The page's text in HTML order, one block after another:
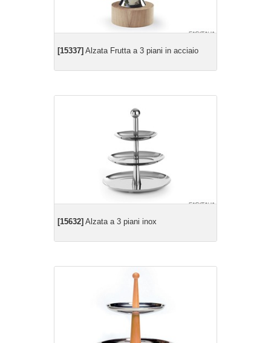
[15337] Alzata Frutta a 3 piani in acciaio
[15632] Alzata a 3 piani inox